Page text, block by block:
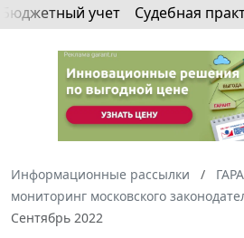
Бюджетный учет Судебная
Информационные рассылки
мониторинг московского
Сентябрь 2022